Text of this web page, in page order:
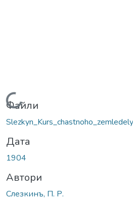
Вантажиться...
Файли
Дата
1904
Автори
Слезкинъ, П. Р.